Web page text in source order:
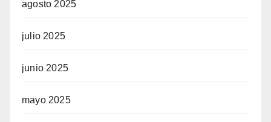
agosto 2025
julio 2025
junio 2025
mayo 2025